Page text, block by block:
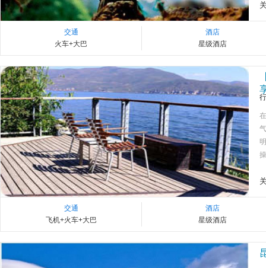
交通
火车+大巴
酒店
星级酒店
交通
飞机+火车+大巴
酒店
星级酒店